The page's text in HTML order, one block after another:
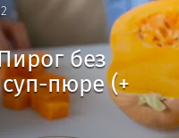
без
пюре (+